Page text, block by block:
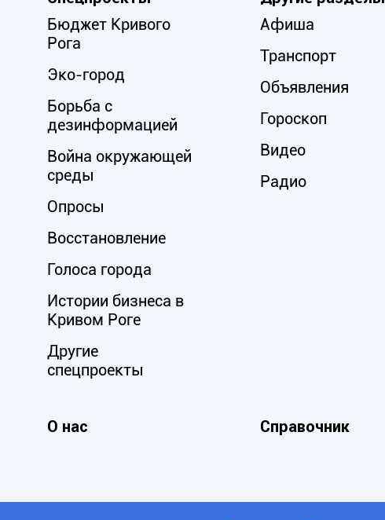
Бюджет Кривого
Рога
Эко-город
Борьба с
дезинформацией
Война окружающей
среды
Опросы
Восстановление
Голоса города
Истории бизнеса в
Кривом Роге
Другие
спецпроекты
Афиша
Транспорт
Объявления
Гороскоп
Видео
Радио
О нас
Справочник